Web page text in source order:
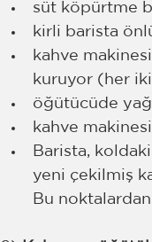
süt köpürtme
kirli barista
kahve
kuruyor (her
öğütücüde
kahve
Barista,
yeni çekilmiş
Bu